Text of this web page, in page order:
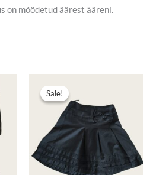
on mõõdetud äärest ääreni.
Sale!
Sale!
hind
oli:
2,50 €.
on:
1,50 €.